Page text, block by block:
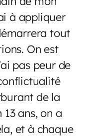
à appliquer
tout
On est
pas peur de
de la
ans, on a
et à chaque